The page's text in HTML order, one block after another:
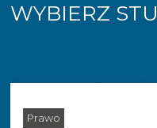
WYBIERZ
Prawo